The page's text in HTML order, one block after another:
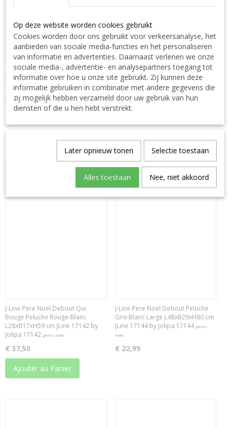
J-Line Pere Noel Debout Resine
Beige Small L12xB8xH26 cm JLine
16959 by Jolipa 16959
Assortiment de 2 pcsperes-noël
€ 28,50
J-Line Pere Noel Debout Resine
Beige Large L14xB11xH37 cm JLine
16960 by Jolipa 16960
Assortiment de 2 pcsperes-noël
€ 38,99
J-Line Pere Noel Debout Qui
Bouge Peluche Rouge-Blanc
L28xB17xH59 cm JLine 17142 by
Jolipa 17142 peres-noël
€ 37,50
Ajouter au Panier
J-Line Pere Noel Debout Peluche
Gris-Blanc Large L48xB29xH80 cm
JLine 17144 by Jolipa 17144 peres-
noël
€ 22,99
Op deze website worden cookies gebruikt
Cookies worden door ons gebruikt voor verkeersanalyse, het
aanbieden van sociale media-functies en het personaliseren
van informatie en advertenties. Daarnaast verlenen we onze
sociale media-, advertentie- en analysepartners toegang tot
informatie over hoe u onze site gebruikt. Zij kunnen deze
informatie gebruiken in combinatie met andere gegevens die
zij mogelijk hebben verzameld door uw gebruik van hun
diensten of die u hen hebt verstrekt.
Later opnieuw tonen Selectie toestaan
Alles toestaan Nee, niet akkoord